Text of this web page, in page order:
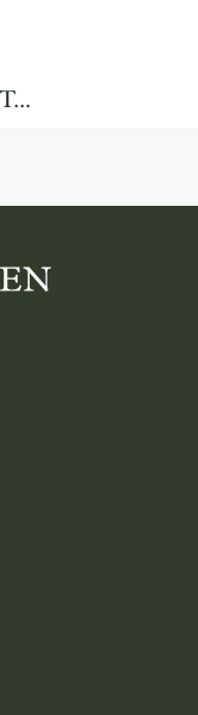
Mules En Cuir Suède Tokio